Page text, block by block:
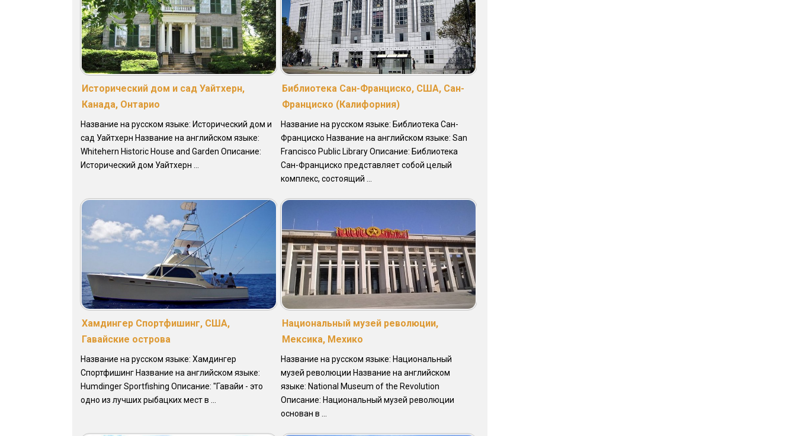
Исторический дом и сад Уайтхерн,
Канада, Онтарио
Название на русском языке: Исторический дом и
сад Уайтхерн Название на английском языке:
Whitehern Historic House and Garden Описание:
Исторический дом Уайтхерн ...
Библиотека Сан-Франциско, США, Сан-
Франциско (Калифорния)
Название на русском языке: Библиотека Сан-
Франциско Название на английском языке: San
Francisco Public Library Описание: Библиотека
Сан-Франциско представляет собой целый
комплекс, состоящий ...
Хамдингер Спортфишинг, США,
Гавайские острова
Название на русском языке: Хамдингер
Спортфишинг Название на английском языке:
Humdinger Sportfishing Описание: "Гавайи - это
одно из лучших рыбацких мест в ...
Национальный музей революции,
Мексика, Мехико
Название на русском языке: Национальный
музей революции Название на английском
языке: National Museum of the Revolution
Описание: Национальный музей революции
основан в ...